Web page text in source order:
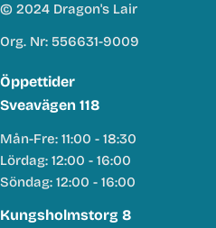
© 2024 Dragon's Lair
Org. Nr: 556631-9009
Öppettider
Sveavägen 118
Mån-Fre: 11:00 - 18:30
Lördag: 12:00 - 16:00
Söndag: 12:00 - 16:00
Kungsholmstorg 8